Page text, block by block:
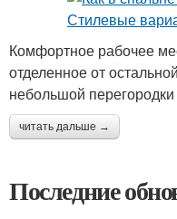
Комфортное рабочее
отделенное от
небольшой перегородки
читать дальше →
Последние